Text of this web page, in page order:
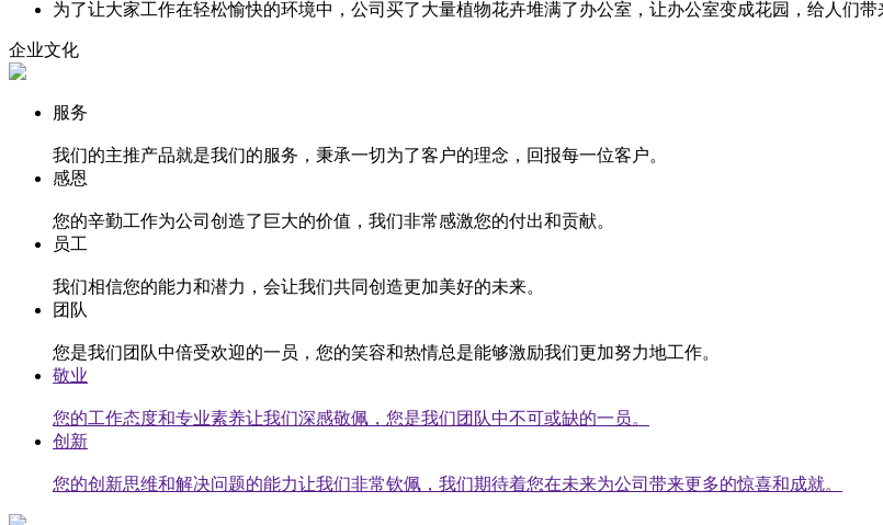
为了让大家工作在轻松愉快的环境中，公司买了大量植物花卉堆满了办公室，让办公室变成花园，给人们带
企业文化
服务
我们的主推产品就是我们的服务，秉承一切为了客户的理念，回报每一位客户。
感恩
您的辛勤工作为公司创造了巨大的价值，我们非常感激您的付出和贡献。
员工
我们相信您的能力和潜力，会让我们共同创造更加美好的未来。
团队
您是我们团队中倍受欢迎的一员，您的笑容和热情总是能够激励我们更加努力地工作。
敬业
您的工作态度和专业素养让我们深感敬佩，您是我们团队中不可或缺的一员。
创新
您的创新思维和解决问题的能力让我们非常钦佩，我们期待着您在未来为公司带来更多的惊喜和成就。